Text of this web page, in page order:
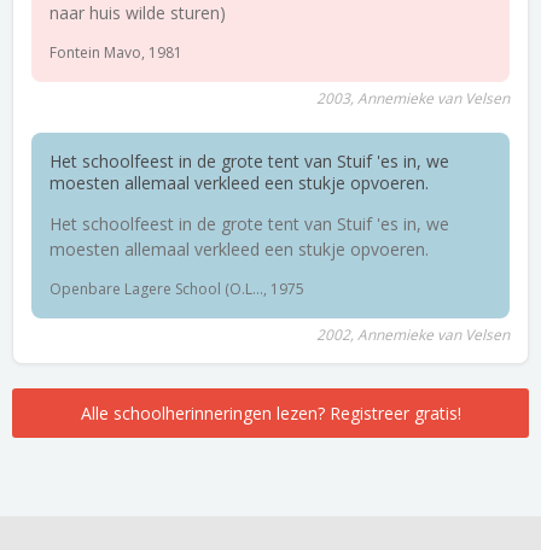
naar huis wilde sturen)
Fontein Mavo, 1981
2003, Annemieke van Velsen
Het schoolfeest in de grote tent van Stuif 'es in, we
moesten allemaal verkleed een stukje opvoeren.
Het schoolfeest in de grote tent van Stuif 'es in, we
moesten allemaal verkleed een stukje opvoeren.
Openbare Lagere School (O.L..., 1975
2002, Annemieke van Velsen
Alle schoolherinneringen lezen? Registreer gratis!